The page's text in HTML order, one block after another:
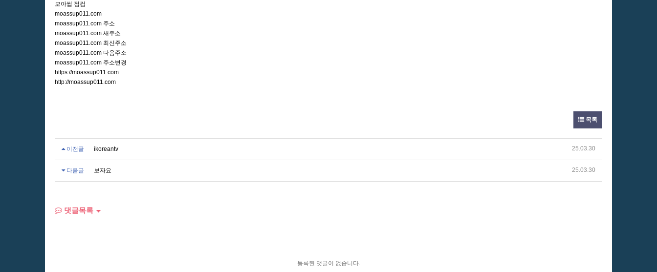
모아썹 점컴
moassup011.com
moassup011.com 주소
moassup011.com 새주소
moassup011.com 최신주소
moassup011.com 다음주소
moassup011.com 주소변경
https://moassup011.com
http://moassup011.com
목록
이전글 ikoreantv 25.03.30
다음글 보자요 25.03.30
댓글목록
등록된 댓글이 없습니다.